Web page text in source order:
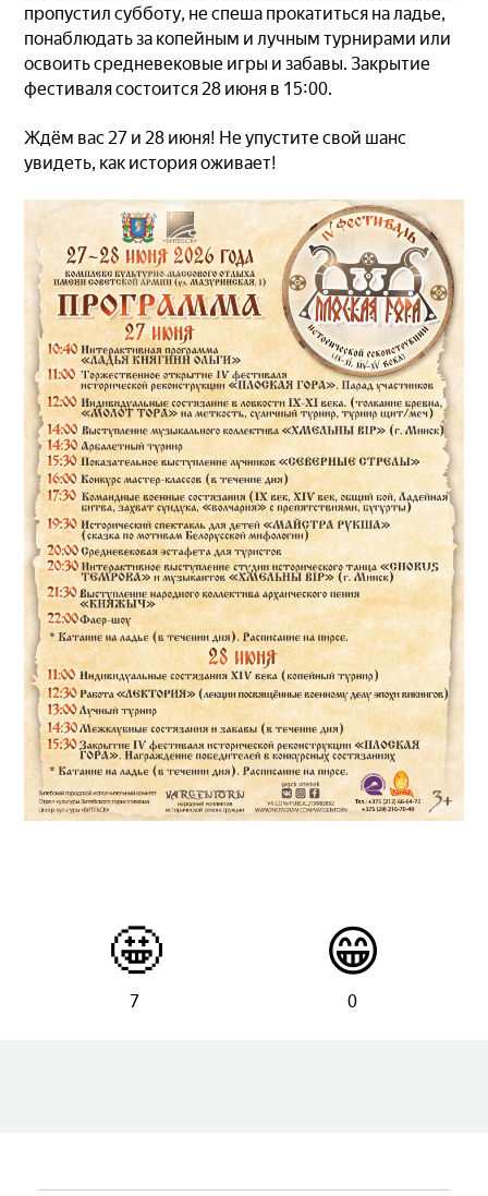
пропустил субботу, не спеша прокатиться на ладье,
понаблюдать за копейным и лучным турнирами или
освоить средневековые игры и забавы. Закрытие
фестиваля состоится 28 июня в 15:00.
Ждём вас 27 и 28 июня! Не упустите свой шанс
увидеть, как история оживает!
🤩
7
😁
0